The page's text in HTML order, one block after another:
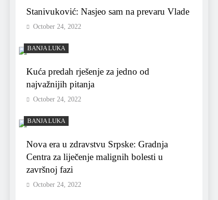
Stanivuković: Nasjeo sam na prevaru Vlade
October 24, 2022
BANJA LUKA
Kuća predah rješenje za jedno od
najvažnijih pitanja
October 24, 2022
BANJA LUKA
Nova era u zdravstvu Srpske: Gradnja
Centra za liječenje malignih bolesti u
završnoj fazi
October 24, 2022